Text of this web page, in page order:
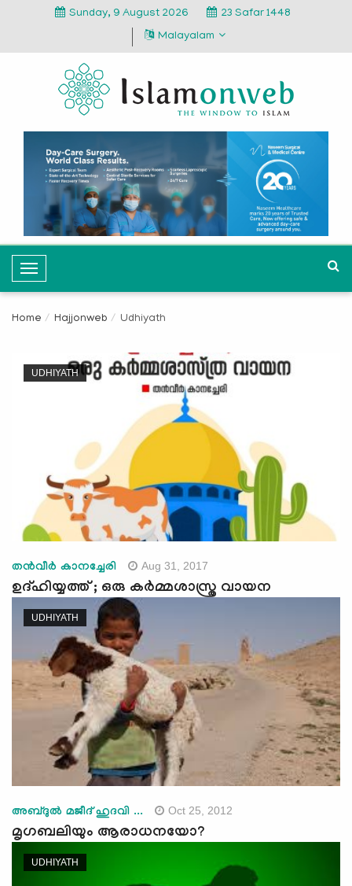
Sunday, 9 August 2026
23 Safar 1448
Malayalam
T
o
e
N
Home Hajjonweb Udhiyath
UDHIYATH
തന്‍വീര്‍ കാനച്ചേരി Aug 31, 2017
ഉദ്ഹിയ്യത്ത് ; ഒരു കര്‍മ്മശാസ്ത്ര വായന
UDHIYATH
അബ്ദുല്‍ മജീദ് ഹുദവി ... Oct 25, 2012
മൃഗബലിയും ആരാധനയോ?
UDHIYATH